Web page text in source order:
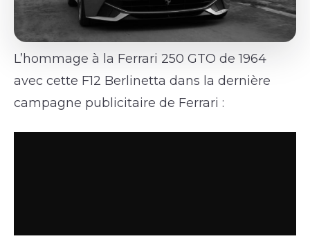
L’hommage à la Ferrari 250 GTO de 1964
avec cette F12 Berlinetta dans la dernière
campagne publicitaire de Ferrari :